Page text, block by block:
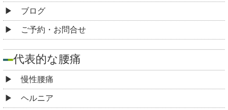
ブログ
ご予約・お問合せ
代表的な腰痛
慢性腰痛
ヘルニア